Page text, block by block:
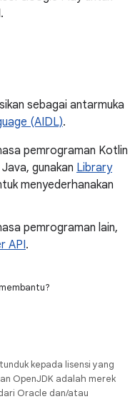
sebagai antarmuka
(AIDL).
pemrograman Kotlin
gunakan Library
menyederhanakan
pemrograman lain,
API.
kepada lisensi yang
OpenJDK adalah merek
Oracle dan/atau